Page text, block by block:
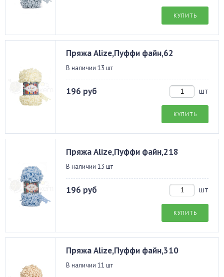
КУПИТЬ
Пряжа Alize,Пуффи файн,62
В наличии 13 шт
196 руб шт
КУПИТЬ
Пряжа Alize,Пуффи файн,218
В наличии 13 шт
196 руб шт
КУПИТЬ
Пряжа Alize,Пуффи файн,310
В наличии 11 шт